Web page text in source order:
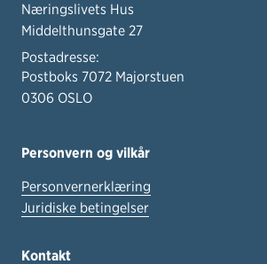
Næringslivets Hus
Middelthunsgate 27
Postadresse:
Postboks 7072 Majorstuen
0306 OSLO
Personvern og vilkår
Personvernerklæring
Juridiske betingelser
Kontakt